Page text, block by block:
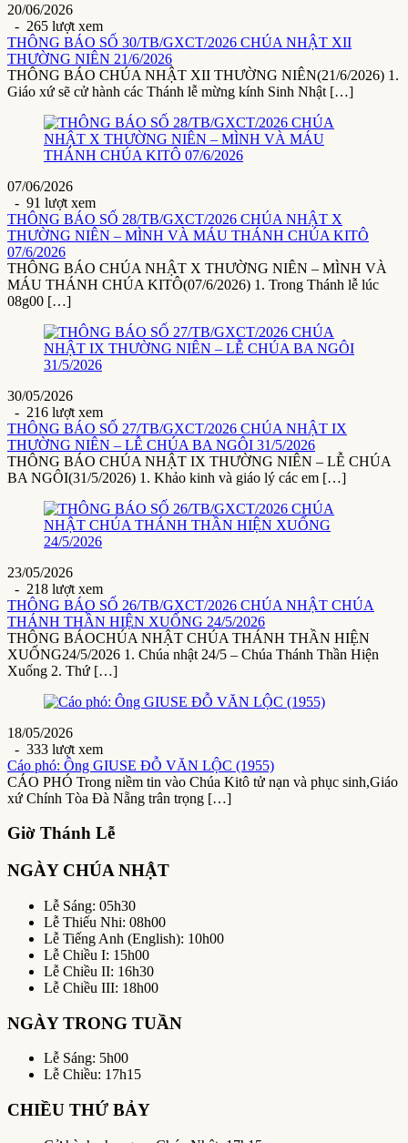
20/06/2026
- 265 lượt xem
THÔNG BÁO SỐ 30/TB/GXCT/2026 CHÚA NHẬT XII
THƯỜNG NIÊN 21/6/2026
THÔNG BÁO CHÚA NHẬT XII THƯỜNG NIÊN(21/6/2026) 1.
Giáo xứ sẽ cử hành các Thánh lễ mừng kính Sinh Nhật […]
07/06/2026
- 91 lượt xem
THÔNG BÁO SỐ 28/TB/GXCT/2026 CHÚA NHẬT X
THƯỜNG NIÊN – MÌNH VÀ MÁU THÁNH CHÚA KITÔ
07/6/2026
THÔNG BÁO CHÚA NHẬT X THƯỜNG NIÊN – MÌNH VÀ
MÁU THÁNH CHÚA KITÔ(07/6/2026) 1. Trong Thánh lễ lúc
08g00 […]
30/05/2026
- 216 lượt xem
THÔNG BÁO SỐ 27/TB/GXCT/2026 CHÚA NHẬT IX
THƯỜNG NIÊN – LỄ CHÚA BA NGÔI 31/5/2026
THÔNG BÁO CHÚA NHẬT IX THƯỜNG NIÊN – LỄ CHÚA
BA NGÔI(31/5/2026) 1. Khảo kinh và giáo lý các em […]
23/05/2026
- 218 lượt xem
THÔNG BÁO SỐ 26/TB/GXCT/2026 CHÚA NHẬT CHÚA
THÁNH THẦN HIỆN XUỐNG 24/5/2026
THÔNG BÁOCHÚA NHẬT CHÚA THÁNH THẦN HIỆN
XUỐNG24/5/2026 1. Chúa nhật 24/5 – Chúa Thánh Thần Hiện
Xuống 2. Thứ […]
18/05/2026
- 333 lượt xem
Cáo phó: Ông GIUSE ĐỖ VĂN LỘC (1955)
CÁO PHÓ Trong niềm tin vào Chúa Kitô tử nạn và phục sinh,Giáo
xứ Chính Tòa Đà Nẵng trân trọng […]
Giờ Thánh Lễ
NGÀY CHÚA NHẬT
Lễ Sáng: 05h30
Lễ Thiếu Nhi: 08h00
Lễ Tiếng Anh (English): 10h00
Lễ Chiều I: 15h00
Lễ Chiều II: 16h30
Lễ Chiều III: 18h00
NGÀY TRONG TUẦN
Lễ Sáng: 5h00
Lễ Chiều: 17h15
CHIỀU THỨ BẢY